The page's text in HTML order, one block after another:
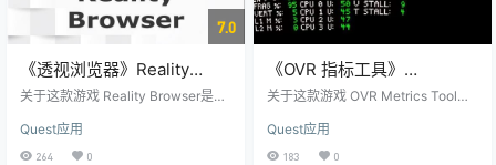
7.0
《透视浏览器》Reality
Browser
关于这款游戏 Reality Browser是一
器。 它可以在稀薄的空气中创建浏
览器实例，并将其放置在房间的任
Quest应用
264 0
《OVR 指标工具》
OVRMetricsTool
关于这款游戏 OVR Metrics Tool是
ulus应用程序的性能指标工具。它能
提供诸如帧率、热量、GPU和CPU
Quest应用
183 0